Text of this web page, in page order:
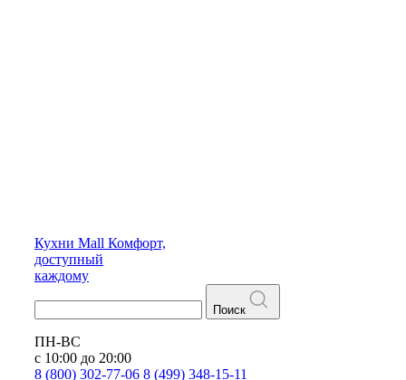
Кухни Mall Комфорт,
доступный
каждому
Поиск
ПН-ВС
с 10:00 до 20:00
8 (800) 302-77-06 8 (499) 348-15-11